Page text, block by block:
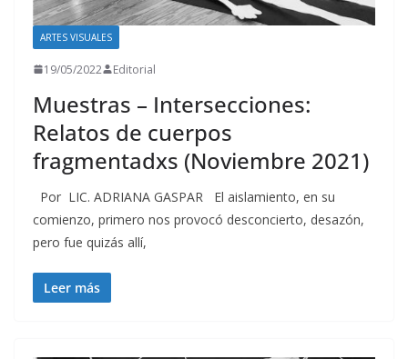
ARTES VISUALES
19/05/2022 Editorial
Muestras – Intersecciones:
Relatos de cuerpos
fragmentadxs (Noviembre 2021)
Por LIC. ADRIANA GASPAR El aislamiento, en su
comienzo, primero nos provocó desconcierto, desazón,
pero fue quizás allí,
Leer más